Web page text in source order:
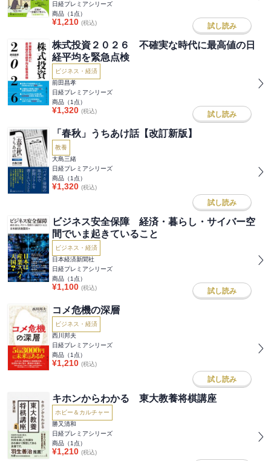
日経プレミアシリーズ
商品（1 点）
¥1,210 (税込) 試し読み
株式投資２０２６ 不確実な時代に最高値の日
経平均を緊急点検
ビジネス・経済
前田昌孝
日経プレミアシリーズ
商品（1 点）
¥1,320 (税込) 試し読み
「春秋」うちあけ話【改訂新版】
教養
大島三緒
日経プレミアシリーズ
商品（1 点）
¥1,320 (税込)
試し読み
ビジネス安全保障 経済・暮らし・サイバー空
間でいま起きていること
ビジネス・経済
日本経済新聞社
日経プレミアシリーズ
商品（1 点）
¥1,100 (税込) 試し読み
コメ危機の深層
ビジネス・経済
西川邦夫
日経プレミアシリーズ
商品（1 点）
¥1,210 (税込)
試し読み
キホンからわかる 東大教養将棋講座
ホビー＆カルチャー
勝又清和
日経プレミアシリーズ
商品（1 点）
¥1,210 (税込)